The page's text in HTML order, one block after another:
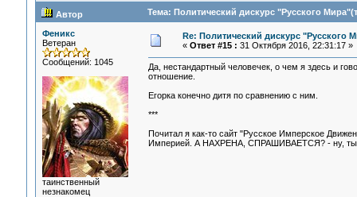
Автор Тема: Политический дискурс "Русского
Феникс
Ветеран
Сообщений: 1045
таинственный
незнакомец
Re: Политический дискурс "Русского
« Ответ #15 : 31 Октября 2016, 22:31:17 »
Да, нестандартный человечек, о чем я здесь и
отношение.
Егорка конечно дитя по сравнению с ним.
***
Почитал я как-то сайт "Русское Имперское
Империей. А НАХРЕНА, СПРАШИВАЕТСЯ? - ну, ты